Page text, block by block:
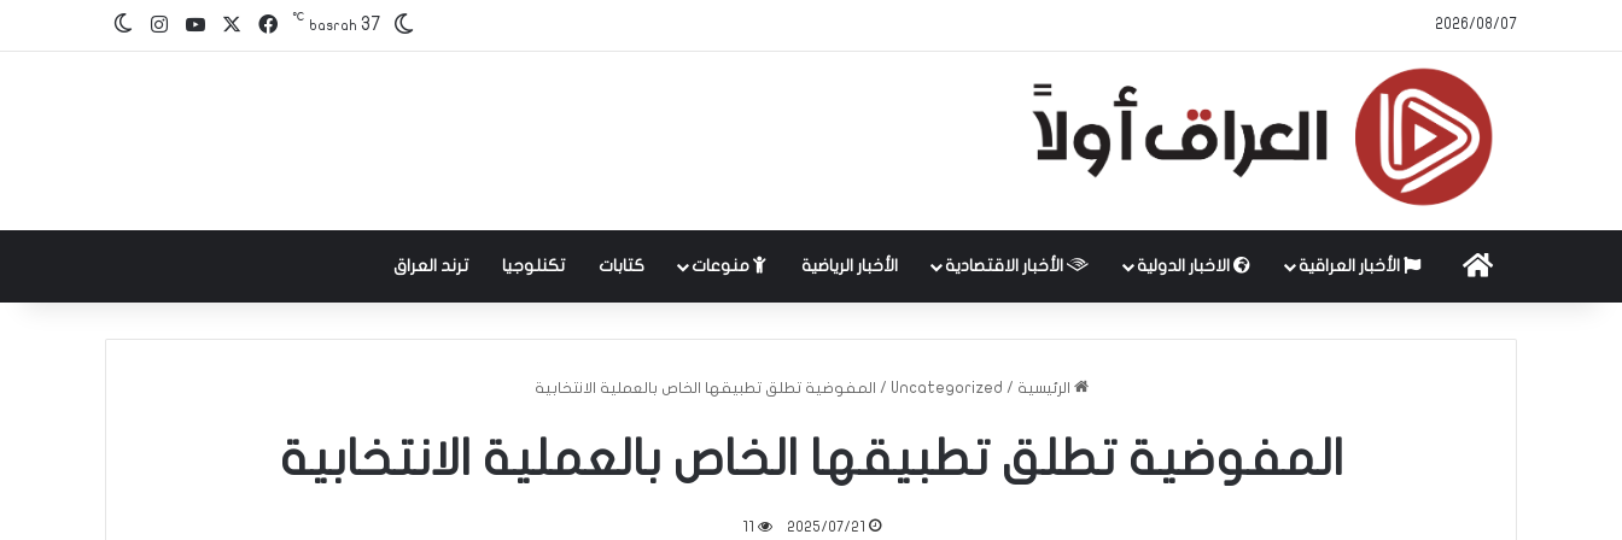
2026/08/07
basrah 37
℃ فيسبوك‫YouTube
انستقرامالوضع المظلم
الرئيسية الأخبار العراقية الاخبار الدولية الأخبار الاقتصادية الأخبار الرياضية منوعات كتابات تكنلوجيا ترند العراق
الرئيسية /
Uncategorized
/ المفوضية تطلق تطبيقها الخاص بالعملية الانتخابية
المفوضية تطلق تطبيقها الخاص بالعملية الانتخابية
2025/07/21
11